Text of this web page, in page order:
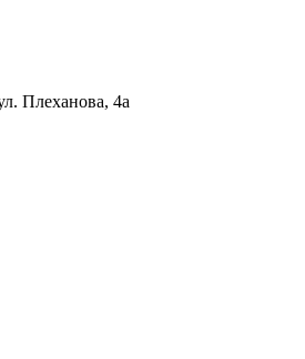
Плеханова, 4а